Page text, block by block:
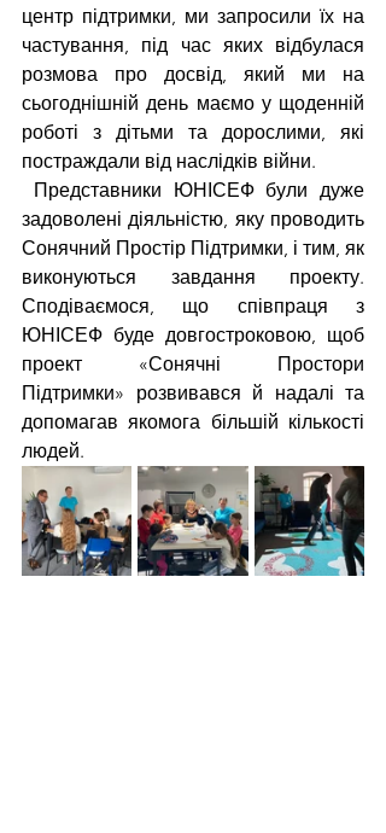
центр підтримки, ми запросили їх на
частування, під час яких відбулася
розмова про досвід, який ми на
сьогоднішній день маємо у щоденній
роботі з дітьми та дорослими, які
постраждали від наслідків війни.
задоволені діяльністю, яку проводить
Сонячний Простір Підтримки, і тим, як
виконуються завдання проекту.
Сподіваємося, що співпраця з
ЮНІСЕФ буде довгостроковою, щоб
проект «Сонячні Простори
Підтримки» розвивався й надалі та
допомагав якомога більшій кількості
людей.